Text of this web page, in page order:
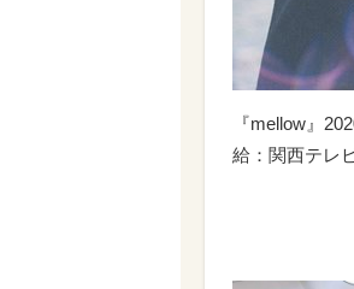
『mellow』
給：関西テレ